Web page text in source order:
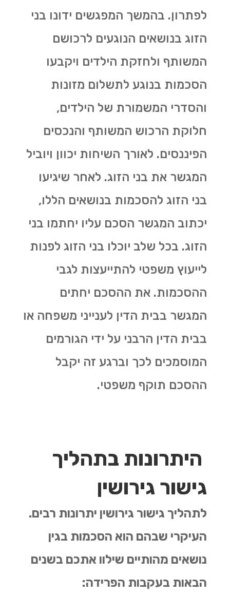
לפתרון. בהמשך המפגשים ידונו בני
הזוג בנושאים הנוגעים לרכושם
המשותף ולחזקת הילדים ויקבעו
הסכמות בנוגע לתשלום מזונות
והסדרי המשמורת של הילדים,
חלוקת הרכוש המשותף והנכסים
הפיננסים. לאורך השיחות יכוון ויוביל
המגשר את בני הזוג. לאחר שיגיעו
בני הזוג להסכמות בנושאים הללו,
יכתוב המגשר הסכם עליו יחתמו בני
הזוג. בכל שלב יוכלו בני הזוג לפנות
לייעוץ משפטי להתייעצות לגבי
ההסכמות. את ההסכם יחתים
המגשר בבית הדין לענייני משפחה או
בבית הדין הרבני על ידי הגורמים
המוסמכים לכך וברגע זה יקבל
ההסכם תוקף משפטי.
היתרונות בתהליך
גישור גירושין
לתהליך גישור גירושין יתרונות רבים.
העיקרי שבהם הוא הסכמות בגין
נושאים מהותיים שילוו אתכם בשנים
הבאות בעקבות הפרידה: